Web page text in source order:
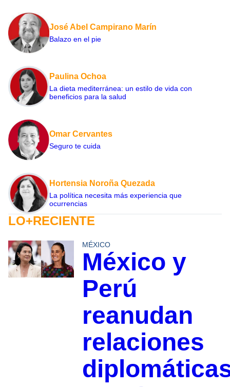
José Abel Campirano Marín
Balazo en el pie
Paulina Ochoa
La dieta mediterránea: un estilo de vida con
beneficios para la salud
Omar Cervantes
Seguro te cuida
Hortensia Noroña Quezada
La política necesita más experiencia que
ocurrencias
LO+RECIENTE
MÉXICO
México y
Perú
reanudan
relaciones